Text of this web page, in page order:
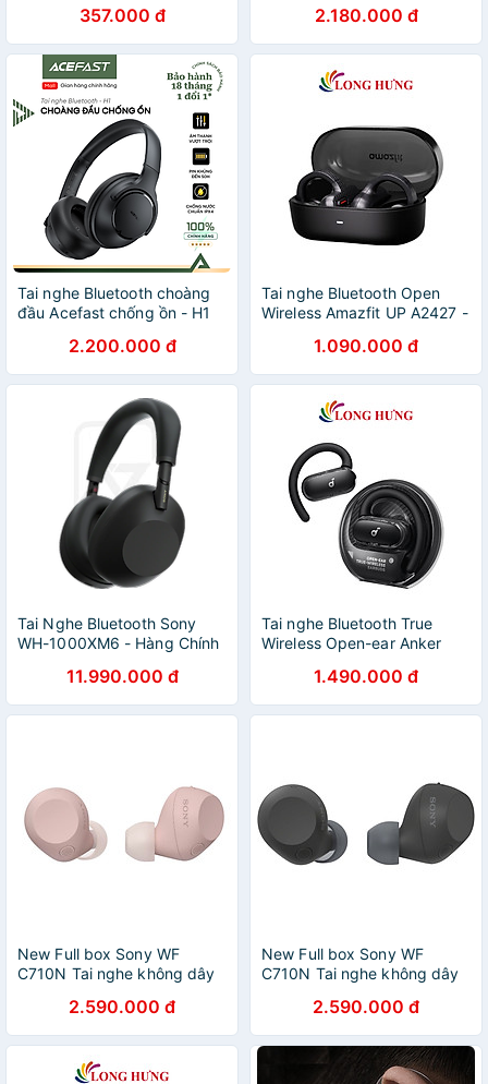
Âm Thanh Cực Đỉnh - Hàng
chính hãng
357.000 đ
Bluetooth đa điểm, Teams,
Google Meet, Zoom, Mac/PC
- Hàng Chính Hãng
2.180.000 đ
Tai nghe Bluetooth choàng
đầu Acefast chống ồn - H1
2.200.000 đ
Tai nghe Bluetooth Open
Wireless Amazfit UP A2427 -
1.090.000 đ
Tai Nghe Bluetooth Sony
WH-1000XM6 - Hàng Chính
11.990.000 đ
Tai nghe Bluetooth True
Wireless Open-ear Anker
Hàng chính hãng
1.490.000 đ
New Full box Sony WF
C710N Tai nghe không dây
chính hãng2.590.000 đ
New Full box Sony WF
C710N Tai nghe không dây
chính hãng2.590.000 đ